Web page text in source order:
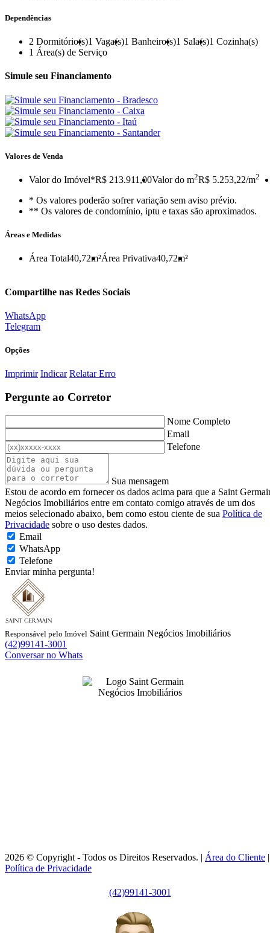
Dependências
2 Dormitório(s)1 Vaga(s)1 Banheiro(s)1 Sala(s)1 Cozinha(s)
1 Área(s) de Serviço
Simule seu Financiamento
Valores de Venda
Valor do Imóvel*R$ 213.911,00Valor do m2R$ 5.253,22/m2
* Os valores poderão sofrer variação sem aviso prévio.
** Os valores de condomínio, iptu e taxas são aproximados.
Áreas e Medidas
Área Total40,72m²Área Privativa40,72m²
Compartilhe nas Redes Sociais
WhatsApp
Telegram
Opções
Imprimir Indicar Relatar Erro
Pergunte ao Corretor
Nome Completo
Email
Telefone
Sua mensagem
Estou de acordo em fornecer os dados acima para que a Saint
Negócios Imobiliários entre em contato comigo através de um dos
meios selecionado abaixo, bem como estou ciente de sua Política de
Privacidade sobre o uso destes dados.
Email
WhatsApp
Telefone
Enviar minha pergunta!
Responsável pelo Imóvel Saint Germain Negócios Imobiliários
(42)99141-3001
Conversar no Whats
2026 © Copyright - Todos os Direitos Reservados. | Área do Cliente |
Política de Privacidade
(42)99141-3001